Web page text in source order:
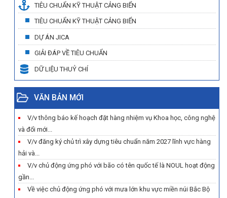
TIÊU CHUẨN KỸ THUẬT CẢNG BIỂN
TIÊU CHUẨN KỸ THUẬT CẢNG BIỂN
DỰ ÁN JICA
GIẢI ĐÁP VỀ TIÊU CHUẨN
DỮ LIỆU THUỶ CHÍ
VĂN BẢN MỚI
V/v thông báo kế hoạch đặt hàng nhiệm vụ Khoa học, công nghệ
và đổi mới...
V/v đăng ký chủ trì xây dựng tiêu chuẩn năm 2027 lĩnh vực hàng
hải và...
V/v chủ động ứng phó với bão có tên quốc tế là NOUL hoạt động
gần...
Về việc chủ động ứng phó với mưa lớn khu vực miền núi Bắc Bộ